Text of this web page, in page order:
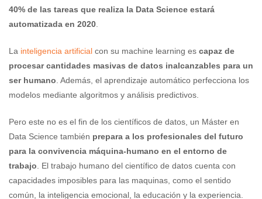
40% de las tareas que realiza la Data Science estará
automatizada en 2020
La inteligencia artificial con su machine learning es capaz de
procesar cantidades masivas de datos inalcanzables para un
ser humano . Además, el aprendizaje automático perfecciona los
modelos mediante algoritmos y análisis predictivos.
Pero este no es el fin de los científicos de datos, un Máster en
Data Science también prepara a los profesionales del futuro
para la convivencia máquina-humano en el entorno de
trabajo . El trabajo humano del científico de datos cuenta con
capacidades imposibles para las maquinas, como el sentido
común, la inteligencia emocional, la educación y la experiencia.